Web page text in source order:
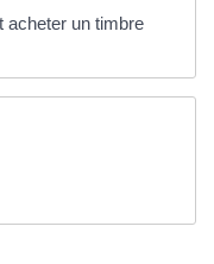
acheter un timbre